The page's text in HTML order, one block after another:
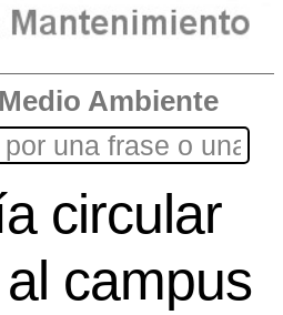
Ambiente
circular
campus